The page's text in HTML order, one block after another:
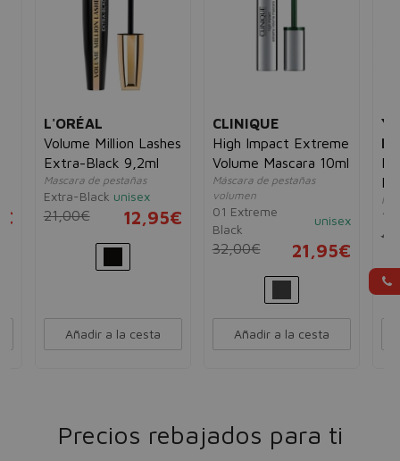
L'ORÉAL
Volume Million Lashes
Extra-Black 9,2ml
Mascara de pestañas
Extra-Black unisex
21,00€ 12,95€
Añadir a la cesta
CLINIQUE
High Impact Extreme
Volume Mascara 10ml
Máscara de pestañas
volumen
01 Extreme
Black
unisex
32,00€ 21,95€
Añadir a la cesta
1
Precios rebajados para ti